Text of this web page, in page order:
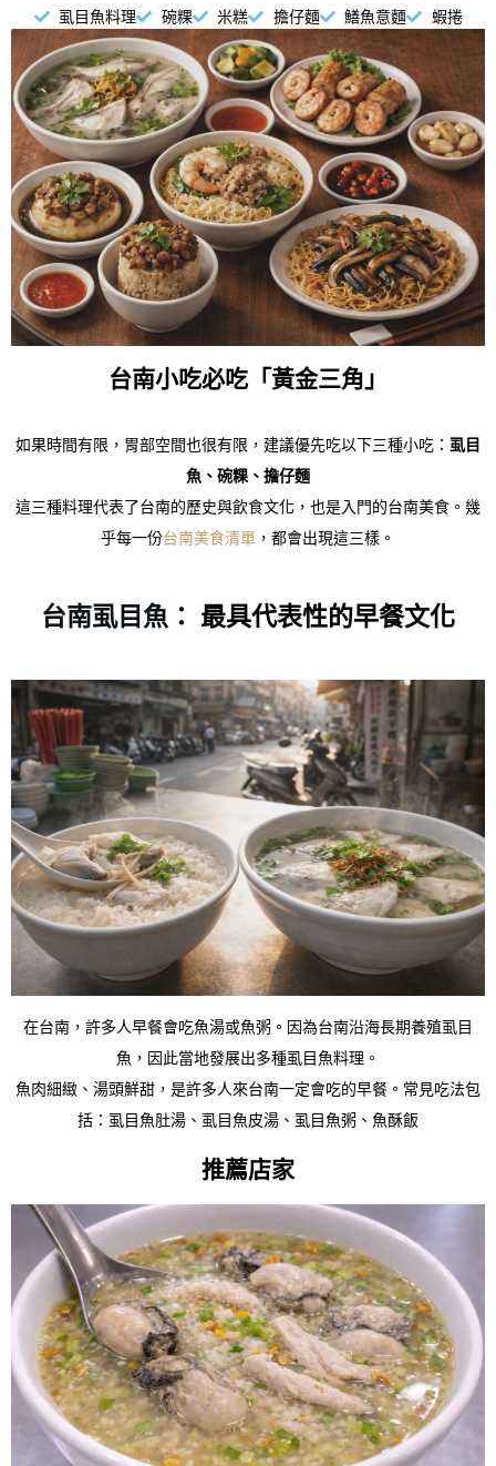
虱目魚料理 碗粿 米糕 擔仔麵 鱔魚意麵 蝦捲
台南小吃必吃「黃金三角」
如果時間有限，胃部空間也很有限，建議優先吃以下三種小吃： 虱目
魚、碗粿、擔仔麵
這三種料理代表了台南的歷史與飲食文化，也是入門的台南美食。幾
乎每一份台南美食清單 ，都會出現這三樣。
台南虱目魚： 最具代表性的早餐文化
在台南，許多人早餐會吃魚湯或魚粥。 因為台南沿海長期養殖虱目
魚，因此當地發展出多種虱目魚料理。
魚肉細緻、湯頭鮮甜，是許多人來台南一定會吃的早餐。 常見吃法包
括： 虱目魚肚湯、 虱目魚皮湯、 虱目魚粥、 魚酥飯
推薦店家